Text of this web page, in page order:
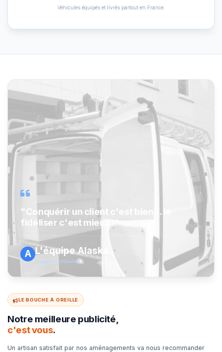
Véhicules équipés et livrés partout en France.
"Conquérir un client c'est bien... le
fidéliser c'est mieux !"
A L'équipe Alaska
Engagement Qualité
LE BOUCHE À OREILLE
Notre meilleure publicité,
c'est vous.
Un artisan satisfait par nos aménagements va nous recommander